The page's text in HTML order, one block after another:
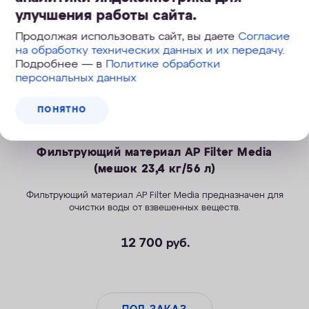
Фильтрующий материал AР Filter Media
(мешок 23,4 кг/56 л)
Фильтрующий материал AР Filter Media предназначен для
очистки воды от взвешенных веществ.
12 700 руб.
улучшения работы сайта.
Продолжая использовать сайт, вы даетеСогласие
на обработку технических данных и их передачу.
Подробнее — в Политике обработки
персональных данных
ПОНЯТНО